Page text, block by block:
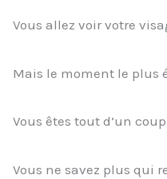
Vous allez voir votre
Mais le moment le plus
Vous êtes tout d’un
Vous ne savez plus qui